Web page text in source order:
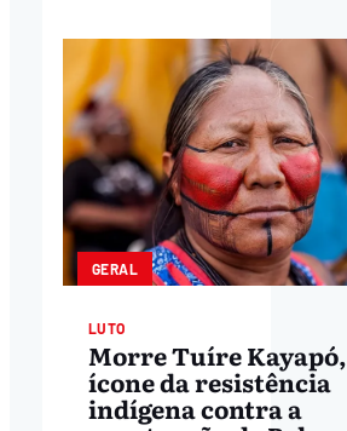
GERAL
LUTO
Morre Tuíre Kayapó,
ícone da resistência
indígena contra a